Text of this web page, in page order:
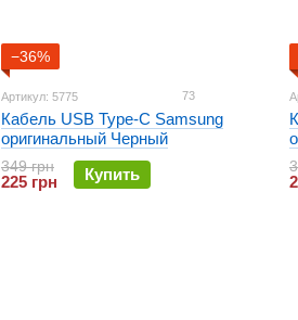
−36%
Артикул: 5775 73
Кабель USB Type-C Samsung
оригинальный Черный
349 грн
225 грн Купить